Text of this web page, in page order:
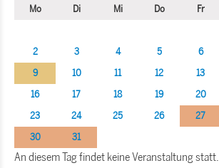
Mo Di Mi Do Fr
2
3 4 5 6
9
10 11 12 13
16
17 18 19 20
23
24 25 26 27
30
31
An diesem Tag findet keine Veranstaltung statt.